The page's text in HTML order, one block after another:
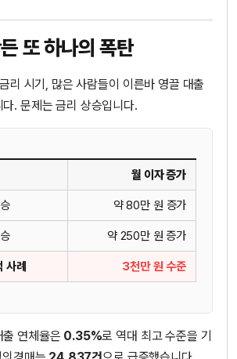
또 하나의 폭탄
시기, 많은 사람들이 이른바 영끌 대출
. 문제는 금리 상승입니다.
월 이자 증가
약 80만 원 증가
약 250만 원 증가
사례 3천만 원 수준
연체율은 0.35%로 역대 최고 수준을 기